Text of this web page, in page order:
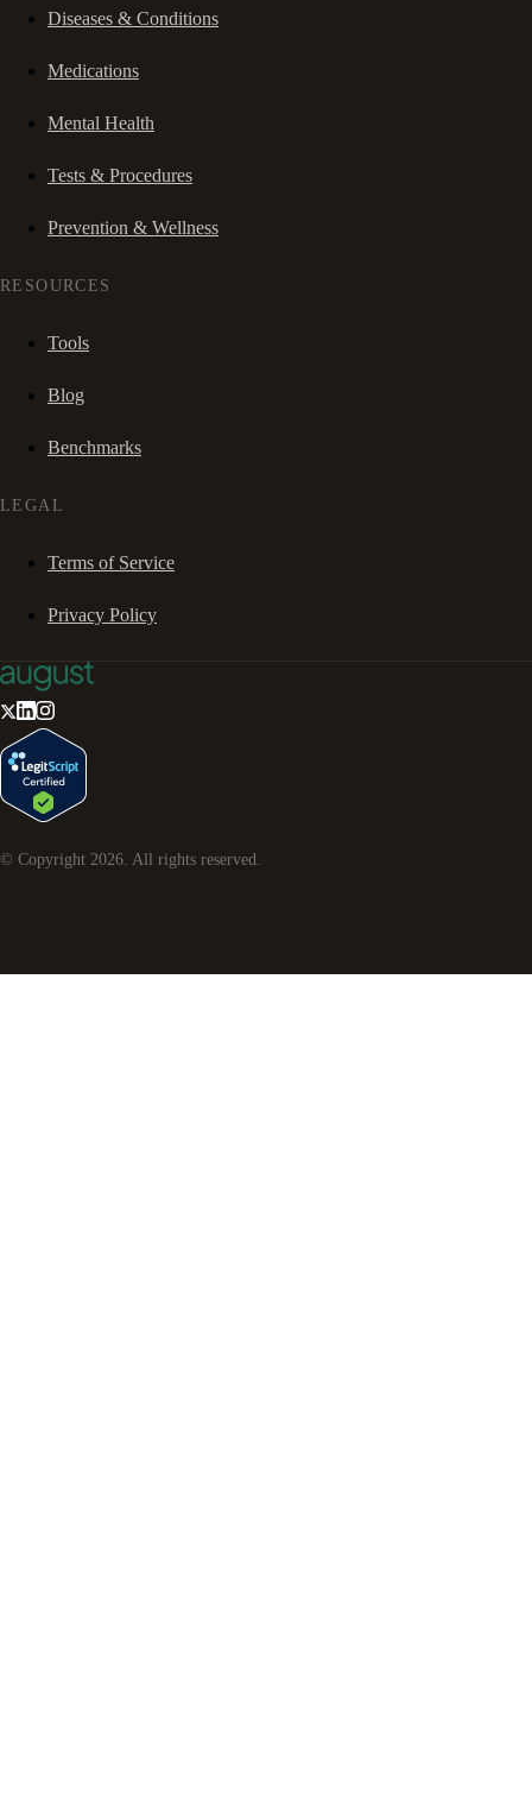
Diseases & Conditions
Medications
Mental Health
Tests & Procedures
Prevention & Wellness
RESOURCES
Tools
Blog
Benchmarks
LEGAL
Terms of Service
Privacy Policy
© Copyright 2026 . All rights reserved.